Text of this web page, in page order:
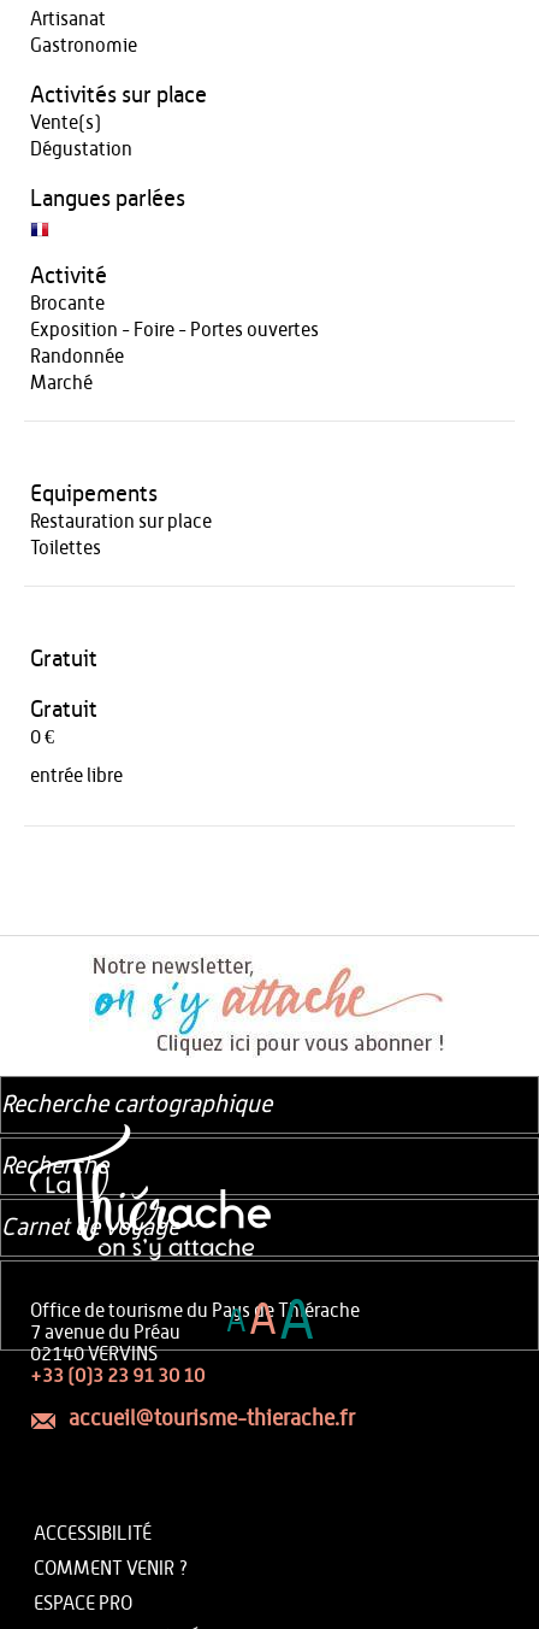
Artisanat
Gastronomie
Activités sur place
Vente(s)
Dégustation
Langues parlées
Activité
Brocante
Exposition - Foire - Portes ouvertes
Randonnée
Marché
Equipements
Restauration sur place
Toilettes
Gratuit
Gratuit
0 €
entrée libre
Office de tourisme du Pays de Thiérache
7 avenue du Préau
02140 VERVINS
+33 (0)3 23 91 30 10
accueil@tourisme-thierache.fr
ACCESSIBILITÉ
COMMENT VENIR ?
ESPACE PRO
Recherche cartographique
Recherche
Carnet de voyage
AAA